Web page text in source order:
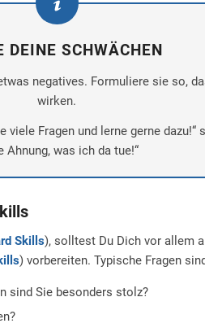
DEINE SCHWÄCHEN
negatives. Formuliere sie so,
wirken.
viele Fragen und lerne gerne dazu!“
Ahnung, was ich da tue!“
Skills), solltest Du Dich vor allem
) vorbereiten. Typische Fragen
sind Sie besonders stolz?